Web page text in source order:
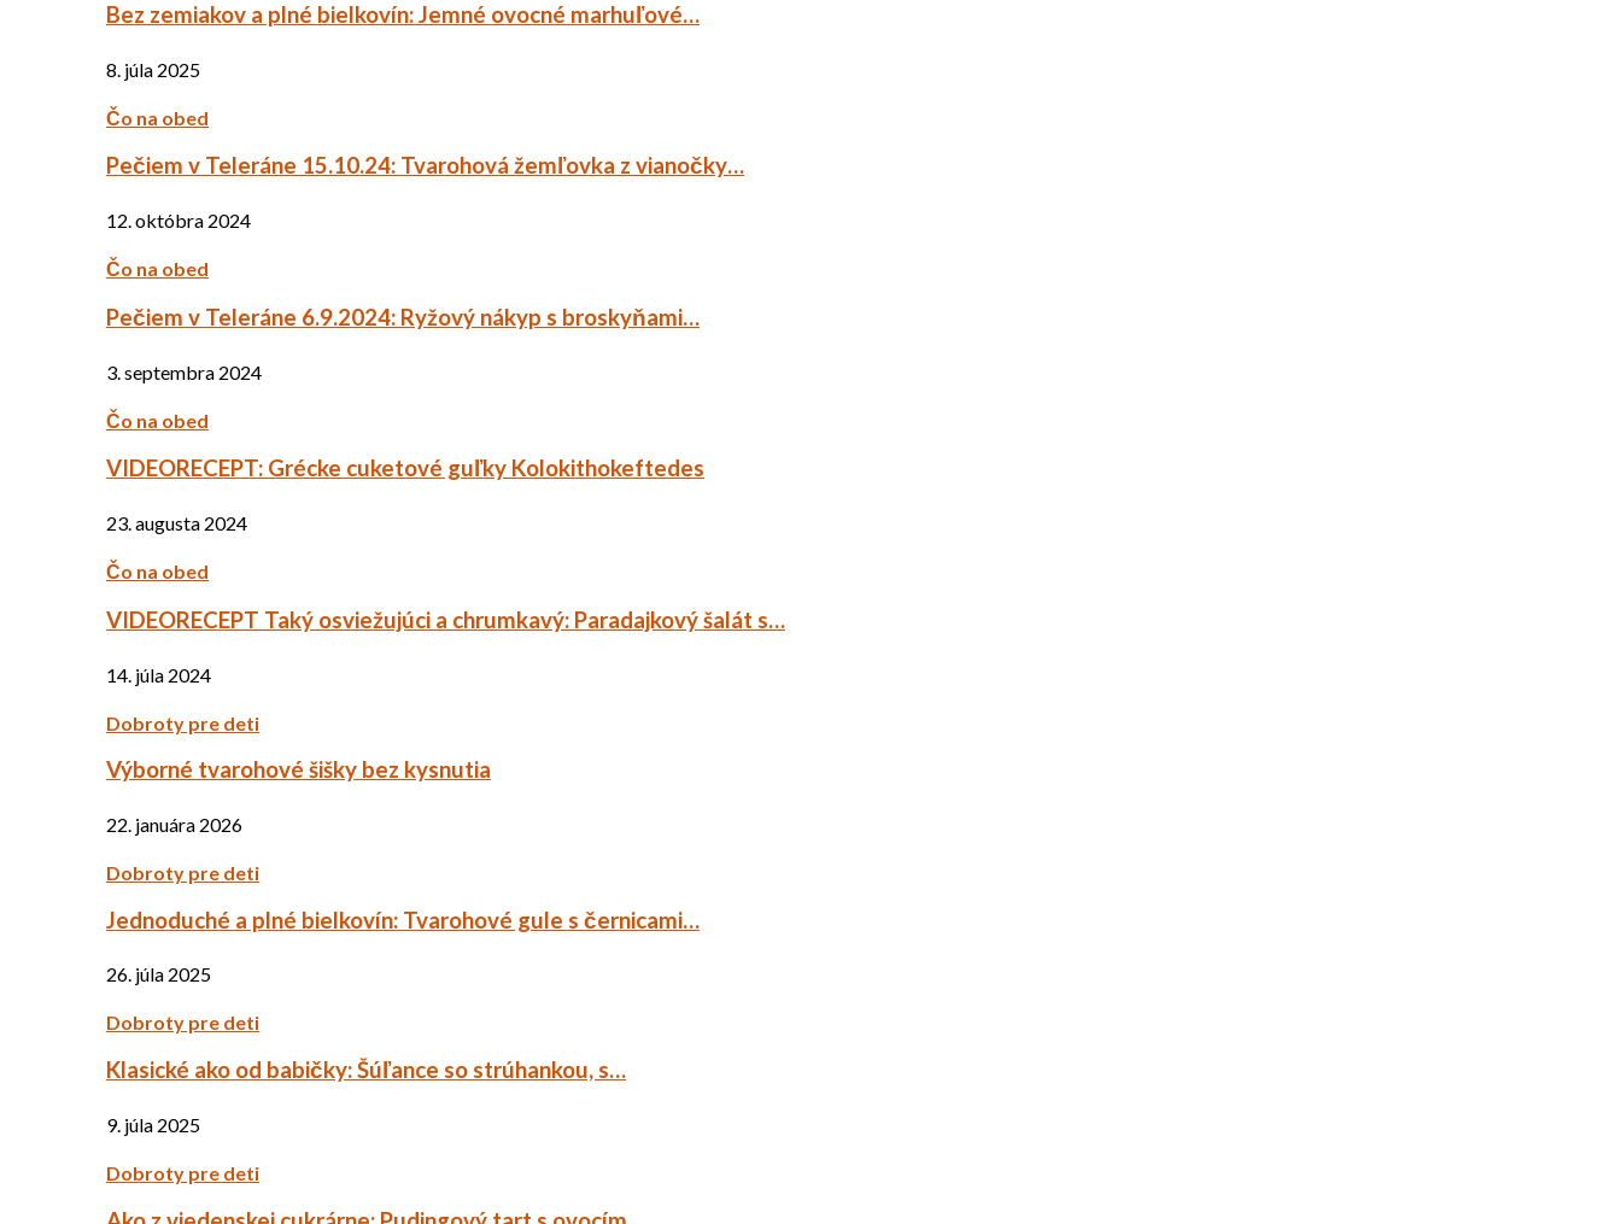
Bez zemiakov a plné bielkovín: Jemné ovocné marhuľové…
8. júla 2025
Čo na obed
Pečiem v Teleráne 15.10.24: Tvarohová žemľovka z vianočky…
12. októbra 2024
Čo na obed
Pečiem v Teleráne 6.9.2024: Ryžový nákyp s broskyňami…
3. septembra 2024
Čo na obed
VIDEORECEPT: Grécke cuketové guľky Kolokithokeftedes
23. augusta 2024
Čo na obed
VIDEORECEPT Taký osviežujúci a chrumkavý: Paradajkový šalát s…
14. júla 2024
Dobroty pre deti
Výborné tvarohové šišky bez kysnutia
22. januára 2026
Dobroty pre deti
Jednoduché a plné bielkovín: Tvarohové gule s černicami…
26. júla 2025
Dobroty pre deti
Klasické ako od babičky: Šúľance so strúhankou, s…
9. júla 2025
Dobroty pre deti